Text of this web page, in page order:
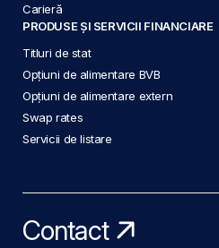
Carieră
PRODUSE ȘI SERVICII FINANCIARE
Titluri de stat
Opțiuni de alimentare BVB
Opțiuni de alimentare extern
Swap rates
Servicii de listare
Contact